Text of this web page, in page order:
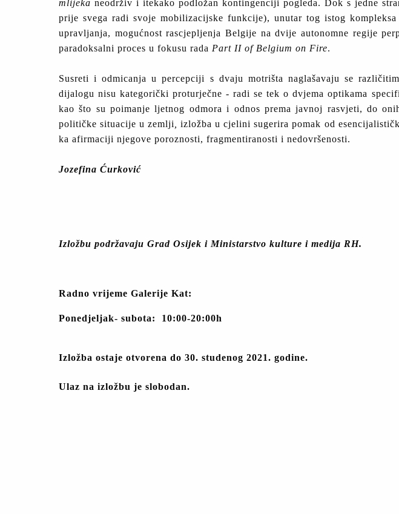
mlijeka neodrživ i itekako podložan kontingenciji pogleda. Dok s jedne
prije svega radi svoje mobilizacijske funkcije), unutar tog istog
upravljanja, mogućnost rascjepljenja Belgije na dvije autonomne regije
paradoksalni proces u fokusu rada Part II of Belgium on Fire.
Susreti i odmicanja u percepciji s dvaju motrišta naglašavaju se
dijalogu nisu kategorički proturječne - radi se tek o dvjema optikama
kao što su poimanje ljetnog odmora i odnos prema javnoj rasvjeti, do
političke situacije u zemlji
,izložba u cjelini sugerira pomak od
ka afirmaciji njegove poroznosti, fragmentiranosti i nedovršenosti.
Jozefina Ćurković
Izložbu podržavaju Grad Osijek i Ministarstvo kulture i medija RH.
Radno vrijeme Galerije Kat:
Ponedjeljak- subota: 10:00-20:00h
Izložba ostaje otvorena do 30. studenog 2021. godine.
Ulaz na izložbu je slobodan.